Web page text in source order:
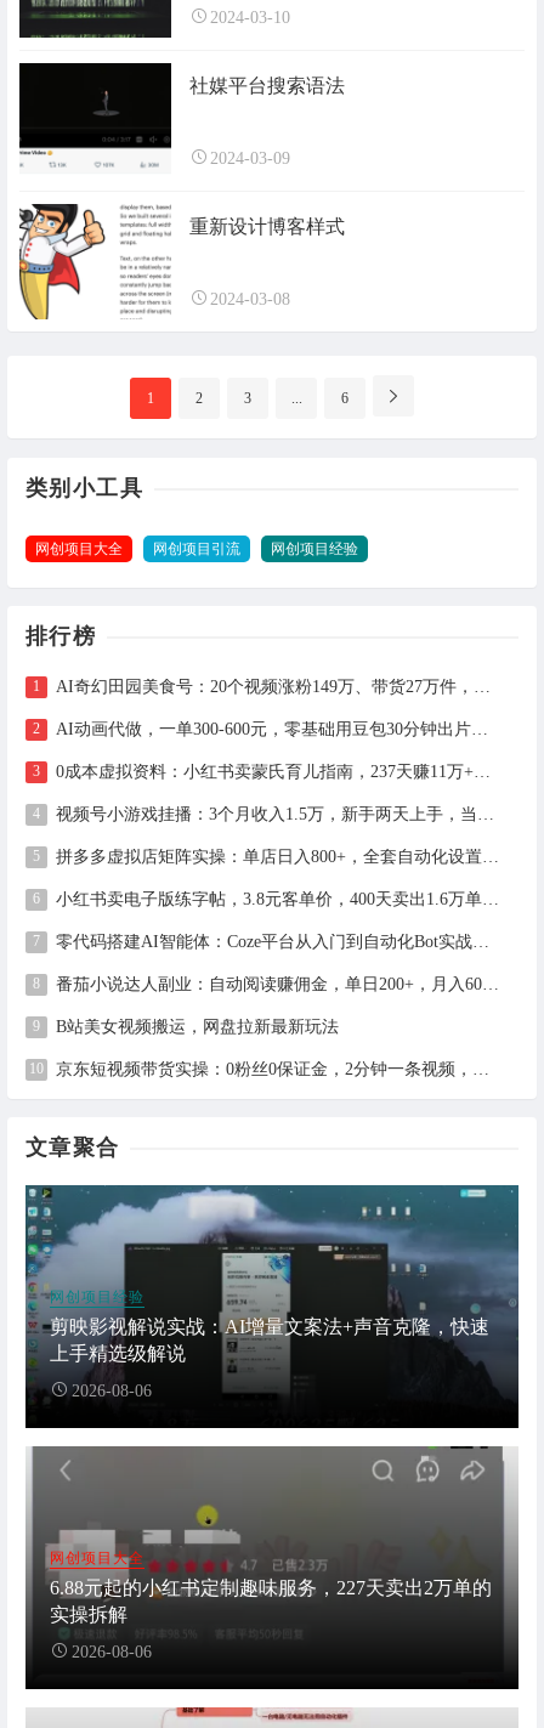
2024-03-10
社媒平台搜索语法
2024-03-09
重新设计博客样式
2024-03-08
导
1 2 3 ... 6
类别小工具
网创项目大全 网创项目引流 网创项目经验
排行榜
B站美女视频搬运，网盘拉新最新玩法
文章聚合
网创项目经验
剪映影视解说实战：AI增量文案法+声音克隆，快速
上手精选级解说
2026-08-06
网创项目大全
6.88元起的小红书定制趣味服务，227天卖出2万单的
实操拆解
2026-08-06